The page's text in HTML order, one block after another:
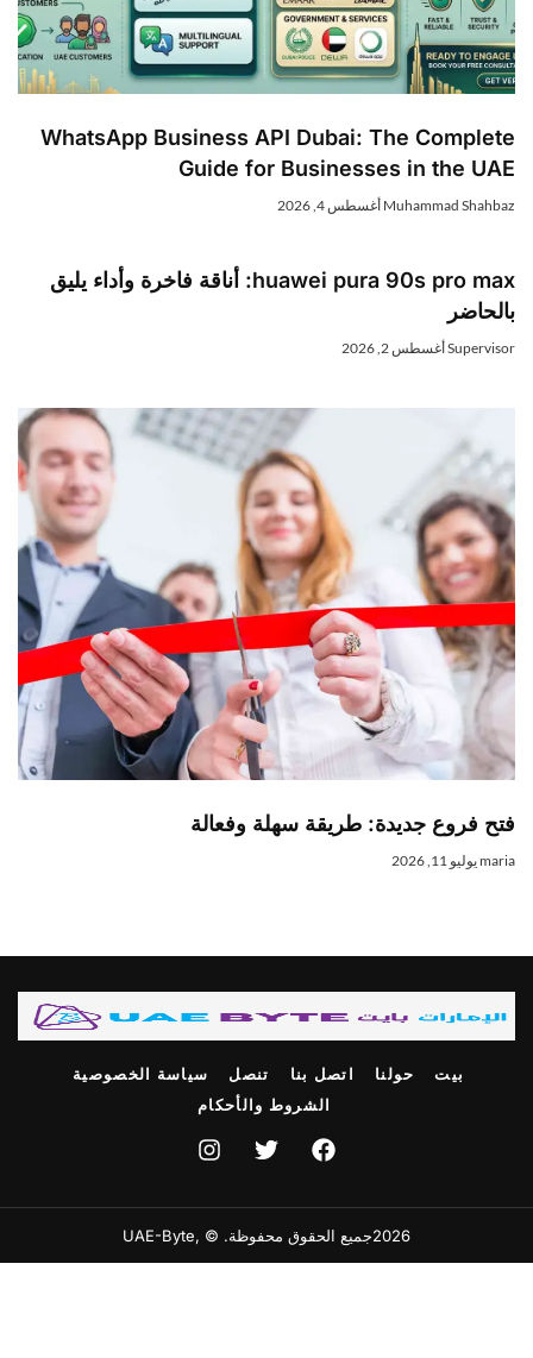
WhatsApp Business API Dubai: The Complete
Guide for Businesses in the UAE
Muhammad Shahbaz أغسطس 4, 2026
huawei pura 90s pro max: أناقة فاخرة وأداء يليق
بالحاضر
Supervisorأغسطس 2, 2026
فتح فروع جديدة: طريقة سهلة وفعالة
mariaيوليو 11, 2026
بيت حولنا اتصل بنا تنصل
سياسة الخصوصية
الشروط والأحكام
2026جميع الحقوق محفوظة. © ,UAE-Byte